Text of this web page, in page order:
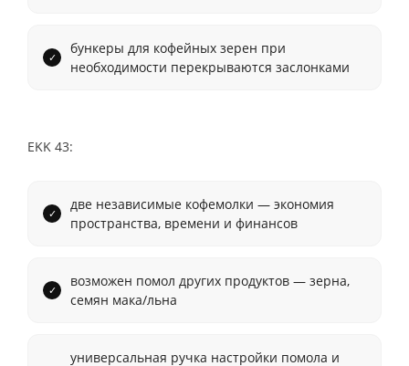
бункеры для кофейных зерен при
необходимости перекрываются заслонками
EKK 43:
две независимые кофемолки — экономия
пространства, времени и финансов
возможен помол других продуктов — зерна,
семян мака/льна
универсальная ручка настройки помола и